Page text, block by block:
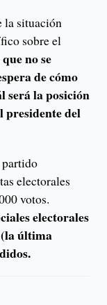
la situación
sobre el
no se
de cómo
será la posición
presidente del
electorales
votos.
electorales
última